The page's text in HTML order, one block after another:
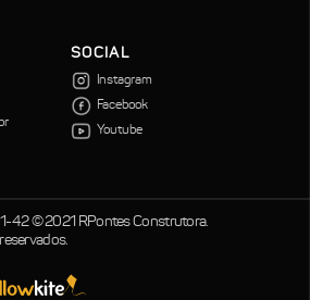
SOCIAL
Instagram
Facebook
Youtube
42 © 2021 RPontes Construtora.